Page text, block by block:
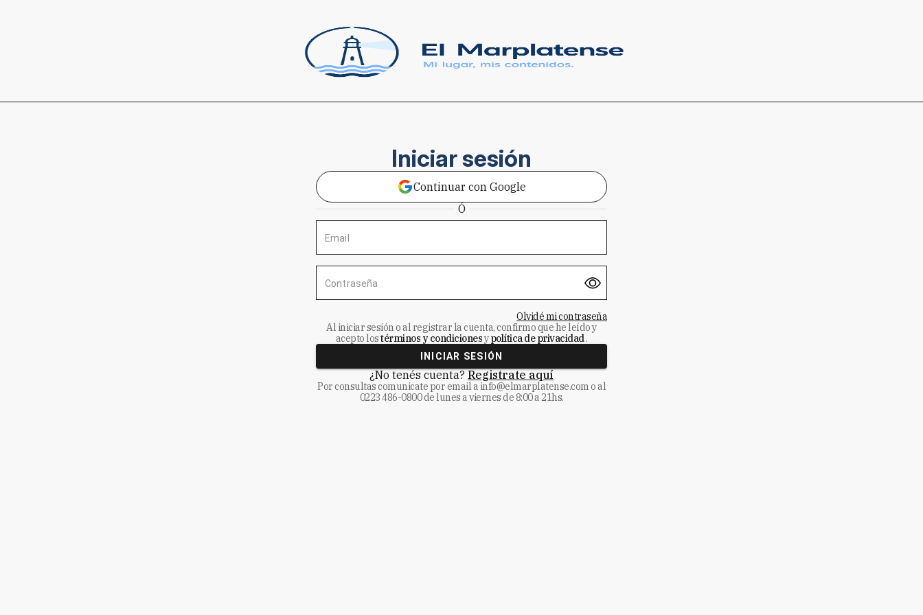
Iniciar sesión
Continuar con Google
Ó
Email
Contraseña
Olvidé mi contraseña
Al iniciar sesión o al registrar la cuenta, confirmo que he leído y
acepto lostérminos y condicionesypolítica de privacidad.
INICIAR SESIÓN
¿No tenés cuenta? Registrate aquí
Por consultas comunicate por email a info@elmarplatense.como al
0223 486-0800de lunes a viernes de 8:00 a 21hs.